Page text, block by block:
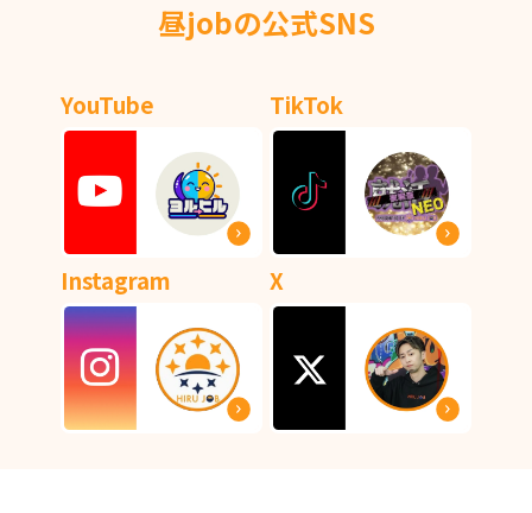
昼jobの公式SNS
YouTube TikTok
Instagram X